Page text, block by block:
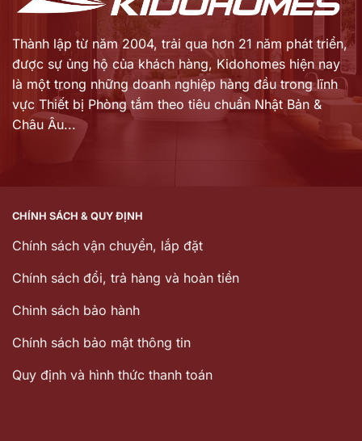
Thành lập từ năm 2004, trải qua hơn 21 năm phát triển,
được sự ủng hộ của khách hàng, Kidohomes hiện nay
là một trong những doanh nghiệp hàng đầu trong lĩnh
vực Thiết bị Phòng tắm theo tiêu chuẩn Nhật Bản &
Châu Âu...
CHÍNH SÁCH & QUY ĐỊNH
Chính sách vận chuyển, lắp đặt
Chính sách đổi, trả hàng và hoàn tiền
Chinh sách bảo hành
Chính sách bảo mật thông tin
Quy định và hình thức thanh toán